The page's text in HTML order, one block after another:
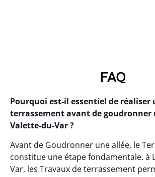
FAQ
Pourquoi est-il essentiel de réaliser
terrassement avant de goudronner
Valette-du-Var ?
Avant de Goudronner une allée, le
constitue une étape fondamentale. à
Var, les Travaux de terrassement